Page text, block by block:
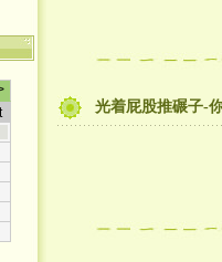
光着屁股推碾子-